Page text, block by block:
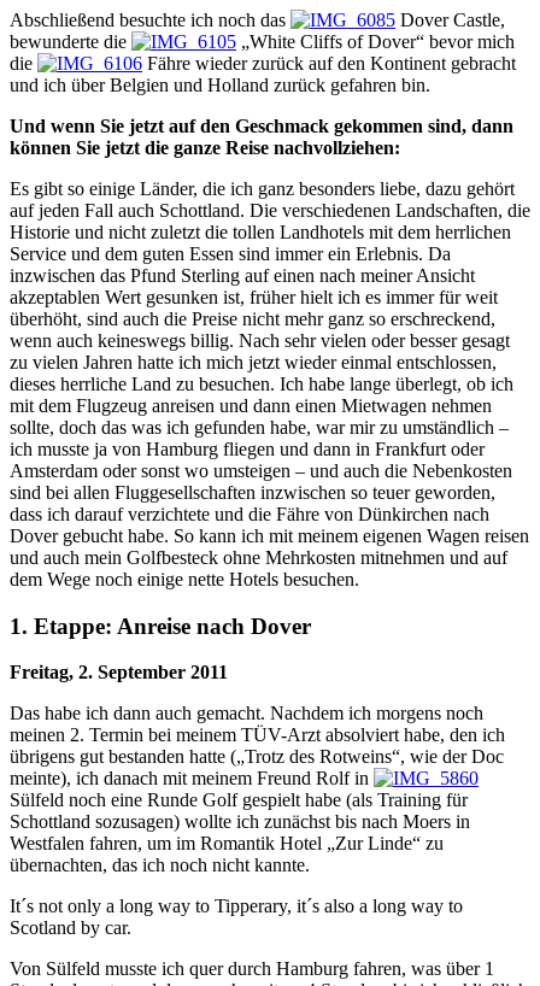
Abschließend besuchte ich noch das
Dover Castle,
bewunderte die
„White Cliffs of Dover“ bevor mich
die
Fähre wieder zurück auf den Kontinent gebracht
und ich über Belgien und Holland zurück gefahren bin.
Und wenn Sie jetzt auf den Geschmack gekommen sind, dann
können Sie jetzt die ganze Reise nachvollziehen:
Es gibt so einige Länder, die ich ganz besonders liebe, dazu gehört
auf jeden Fall auch Schottland. Die verschiedenen Landschaften, die
Historie und nicht zuletzt die tollen Landhotels mit dem herrlichen
Service und dem guten Essen sind immer ein Erlebnis. Da
inzwischen das Pfund Sterling auf einen nach meiner Ansicht
akzeptablen Wert gesunken ist, früher hielt ich es immer für weit
überhöht, sind auch die Preise nicht mehr ganz so erschreckend,
wenn auch keineswegs billig. Nach sehr vielen oder besser gesagt
zu vielen Jahren hatte ich mich jetzt wieder einmal entschlossen,
dieses herrliche Land zu besuchen. Ich habe lange überlegt, ob ich
mit dem Flugzeug anreisen und dann einen Mietwagen nehmen
sollte, doch das was ich gefunden habe, war mir zu umständlich –
ich musste ja von Hamburg fliegen und dann in Frankfurt oder
Amsterdam oder sonst wo umsteigen – und auch die Nebenkosten
sind bei allen Fluggesellschaften inzwischen so teuer geworden,
dass ich darauf verzichtete und die Fähre von Dünkirchen nach
Dover gebucht habe. So kann ich mit meinem eigenen Wagen reisen
und auch mein Golfbesteck ohne Mehrkosten mitnehmen und auf
dem Wege noch einige nette Hotels besuchen.
1. Etappe: Anreise nach Dover
Freitag, 2. September 2011
Das habe ich dann auch gemacht. Nachdem ich morgens noch
meinen 2. Termin bei meinem TÜV-Arzt absolviert habe, den ich
übrigens gut bestanden hatte („Trotz des Rotweins“, wie der Doc
meinte), ich danach mit meinem Freund Rolf in
Sülfeld noch eine Runde Golf gespielt habe (als Training für
Schottland sozusagen) wollte ich zunächst bis nach Moers in
Westfalen fahren, um im Romantik Hotel „Zur Linde“ zu
übernachten, das ich noch nicht kannte.
It´s not only a long way to Tipperary, it´s also a long way to
Scotland by car.
Von Sülfeld musste ich quer durch Hamburg fahren, was über 1